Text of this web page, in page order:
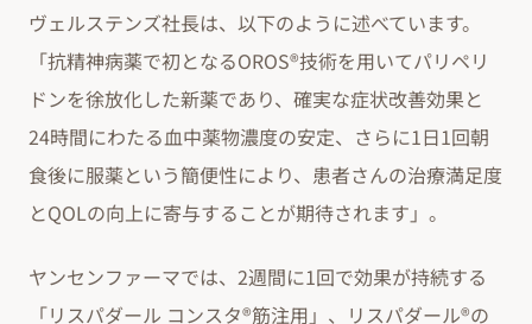
ヴェルステンズ社長は、以下のように述べています。
「抗精神病薬で初となるOROS®技術を用いてパリペリ
ドンを徐放化した新薬であり、確実な症状改善効果と
24時間にわたる血中薬物濃度の安定、さらに1日1回朝
食後に服薬という簡便性により、患者さんの治療満足度
とQOLの向上に寄与することが期待されます」。
ヤンセンファーマでは、2週間に1回で効果が持続する
「リスパダール コンスタ®筋注用」、リスパダール®の